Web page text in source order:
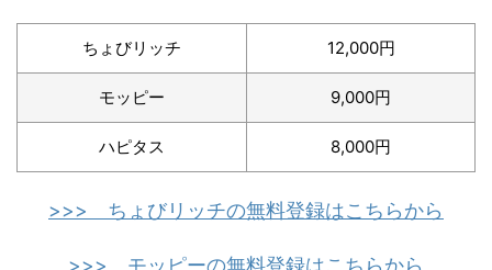
ちょびリッチ 12,000円
モッピー 9,000円
ハピタス 8,000円
>>> ちょびリッチの無料登録はこちらから